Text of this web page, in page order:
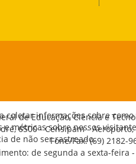
de Educação, Ciência e
6500 - Censipam -
Fone/Fax: (69) 2182-
de segunda a sexta-feira
informações sobre
métricas sobre nossos
de não ser rastreado.